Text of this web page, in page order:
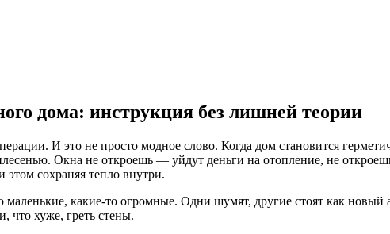
дома: инструкция без лишней теории
И это не просто модное слово. Когда дом становится
Окна не откроешь — уйдут деньги на отопление, не
сохраняя тепло внутри.
какие-то огромные. Одни шумят, другие стоят как новый
что хуже, греть стены.